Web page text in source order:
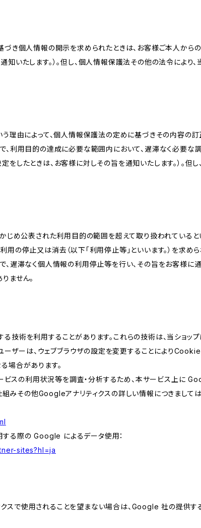
づき個人情報の開示を求められたときは、お客様ご本人から
いたします。）。但し、個人情報保護法その他の法令により
理由によって、個人情報保護法の定めに基づきその内容の訂
、利用目的の達成に必要な範囲内において、遅滞なく必要な
したときは、お客様に対しその旨を通知いたします。）。但
かじめ公表された利用目的の範囲を超えて取り扱われてい
の停止又は消去（以下「利用停止等」といいます。）を求
遅滞なく個人情報の利用停止等を行い、その旨をお客様に
ません。
る技術を利用することがあります。これらの技術は、当ショ
ザーは、ウェブブラウザの設定を変更することにより
場合があります。
ービスの利用状況等を調査・分析するため、本サービス上に
みその他Googleアナリティクスの詳しい情報につきましては
る際の Google によるデータ使用：
sites?hl=ja
スで使用されることを望まない場合は、Google 社の提供す